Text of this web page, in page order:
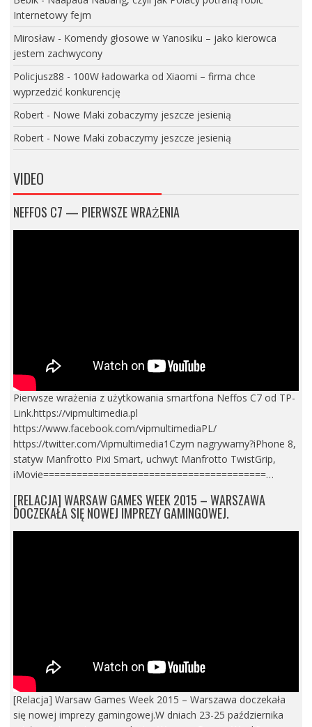
Internetowy fejm
Mirosław- Komendy głosowe w Yanosiku – jako kierowca
jestem zachwycony
Policjusz88 - 100W ładowarka od Xiaomi – firma chce
wyprzedzić konkurencję
Robert- Nowe Maki zobaczymy jeszcze jesienią
Robert- Nowe Maki zobaczymy jeszcze jesienią
VIDEO
NEFFOS C7 — PIERWSZE WRAŻENIA
Pierwsze wrażenia z użytkowania smartfona Neffos C7 od TP-
Link.https://vipmultimedia.pl
https://www.facebook.com/vipmultimediaPL/
https://twitter.com/Vipmultimedia1Czym nagrywamy?iPhone 8,
statyw Manfrotto Pixi Smart, uchwyt Manfrotto TwistGrip,
iMovie========================================…
[RELACJA] WARSAW GAMES WEEK 2015 – WARSZAWA
DOCZEKAŁA SIĘ NOWEJ IMPREZY GAMINGOWEJ.
[Relacja] Warsaw Games Week 2015 – Warszawa doczekała
się nowej imprezy gamingowej.W dniach 23-25 października